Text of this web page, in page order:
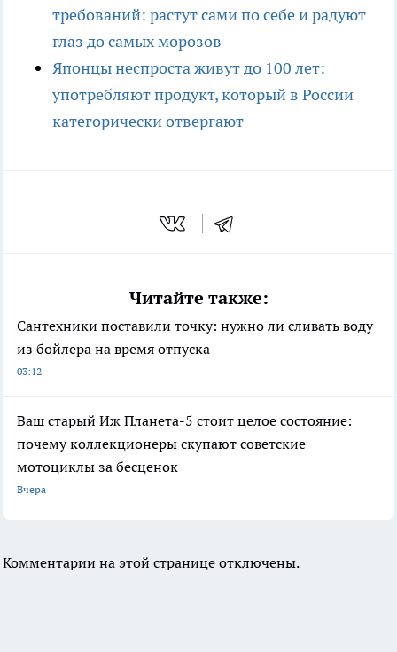
требований: растут сами по себе и радуют
глаз до самых морозов
Японцы неспроста живут до 100 лет:
употребляют продукт, который в России
категорически отвергают
Читайте также:
Сантехники поставили точку: нужно ли сливать воду
из бойлера на время отпуска
03:12
Ваш старый Иж Планета-5 стоит целое состояние:
почему коллекционеры скупают советские
мотоциклы за бесценок
Вчера
Комментарии на этой странице отключены.